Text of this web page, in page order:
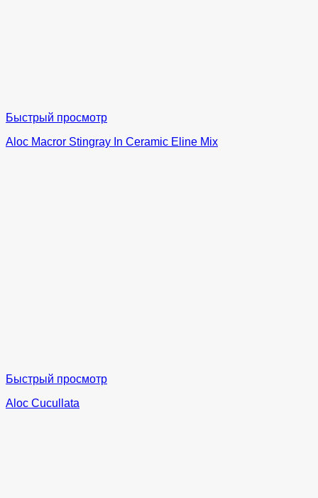
Быстрый просмотр
Aloc Macror Stingray In Ceramic Eline Mix
Быстрый просмотр
Aloc Cucullata